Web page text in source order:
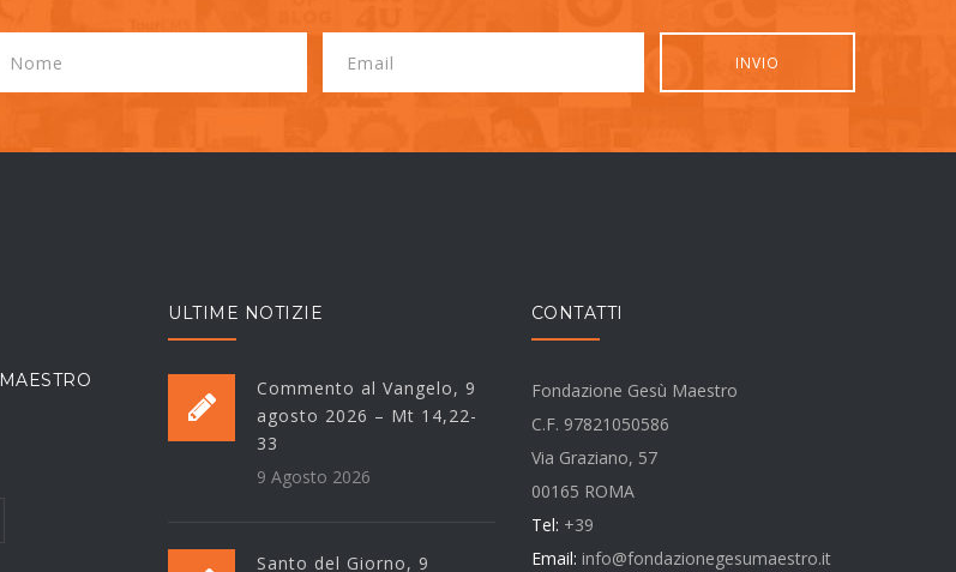
ULTIME NOTIZIE
Commento al Vangelo, 9
agosto 2026 – Mt 14,22-
33
9 Agosto 2026
Santo del Giorno, 9
CONTATTI
Fondazione Gesù Maestro
C.F. 97821050586
Via Graziano, 57
00165 ROMA
Tel: +39
Email: info@fondazionegesumaestro.it